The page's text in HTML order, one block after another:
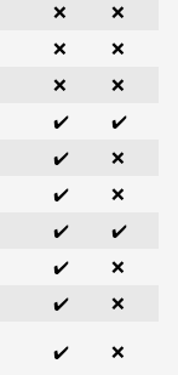
❌
❌
❌
❌
❌
❌
✔️
✔️
✔️
❌
✔️
❌
✔️
✔️
✔️
❌
✔️
❌
✔️ ❌